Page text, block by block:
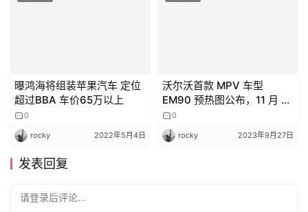
曝鸿海将组装苹果汽车 定位
超过BBA 车价65万以上
0
rocky 2022年5月4日
沃尔沃首款 MPV 车型
EM90 预热图公布，11 月 12
日正式发布
0
rocky 2023年9月27日
发表回复
请登录后评论...